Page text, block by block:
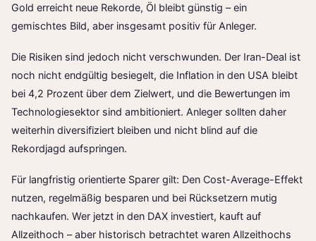
Gold erreicht neue Rekorde, Öl bleibt günstig – ein
gemischtes Bild, aber insgesamt positiv für Anleger.
Die Risiken sind jedoch nicht verschwunden. Der Iran-Deal ist
noch nicht endgültig besiegelt, die Inflation in den USA bleibt
bei 4,2 Prozent über dem Zielwert, und die Bewertungen im
Technologiesektor sind ambitioniert. Anleger sollten daher
weiterhin diversifiziert bleiben und nicht blind auf die
Rekordjagd aufspringen.
Für langfristig orientierte Sparer gilt: Den Cost-Average-Effekt
nutzen, regelmäßig besparen und bei Rücksetzern mutig
nachkaufen. Wer jetzt in den DAX investiert, kauft auf
Allzeithoch – aber historisch betrachtet waren Allzeithochs